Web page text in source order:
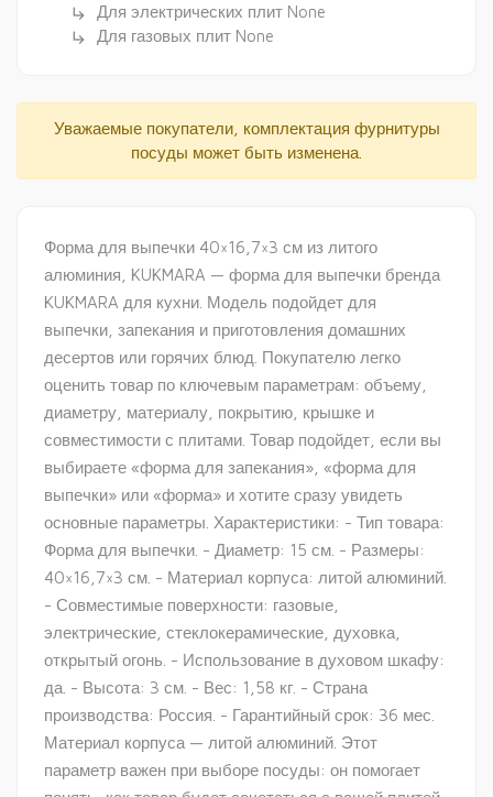
subdirectory_arrow_right Для электрических плит None
subdirectory_arrow_right Для газовых плит None
Уважаемые покупатели, комплектация фурнитуры
посуды может быть изменена.
Форма для выпечки 40×16,7×3 см из литого
алюминия, KUKMARA — форма для выпечки бренда
KUKMARA для кухни. Модель подойдет для
выпечки, запекания и приготовления домашних
десертов или горячих блюд. Покупателю легко
оценить товар по ключевым параметрам: объему,
диаметру, материалу, покрытию, крышке и
совместимости с плитами. Товар подойдет, если вы
выбираете «форма для запекания», «форма для
выпечки» или «форма» и хотите сразу увидеть
основные параметры. Характеристики: - Тип товара:
Форма для выпечки. - Диаметр: 15 см. - Размеры:
40×16,7×3 см. - Материал корпуса: литой алюминий.
- Совместимые поверхности: газовые,
электрические, стеклокерамические, духовка,
открытый огонь. - Использование в духовом шкафу:
да. - Высота: 3 см. - Вес: 1,58 кг. - Страна
производства: Россия. - Гарантийный срок: 36 мес.
Материал корпуса — литой алюминий. Этот
параметр важен при выборе посуды: он помогает